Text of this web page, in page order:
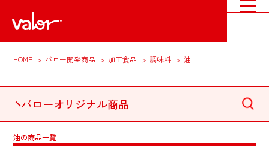
HOME バロー開発商品 加工食品 調味料 油
バローオリジナル商品
油の商品一覧